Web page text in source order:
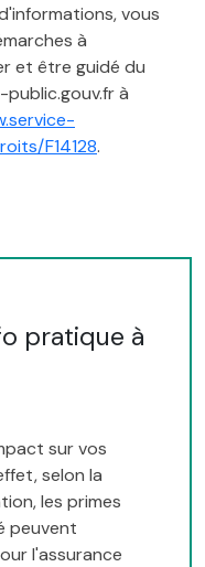
vous
à
et être guidé du
à
F14128.
pratique à
sur vos
selon la
les primes
peuvent
l'assurance